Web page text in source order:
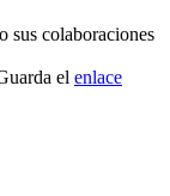
sus colaboraciones
el enlace